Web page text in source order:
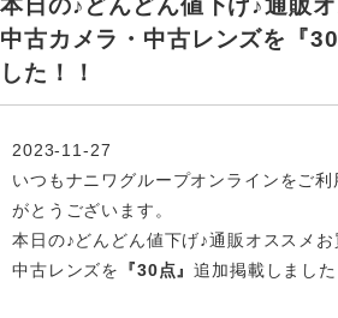
本日の♪どんどん値下げ♪通販
中古カメラ・中古レンズを『
した！！
2023-11-27
いつもナニワグループオンラインをご
がとうございます。
本日の♪どんどん値下げ♪通販オススメお
中古レンズを
『30点』追加掲載 しました